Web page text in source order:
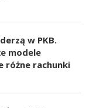
w PKB.
modele
różne rachunki